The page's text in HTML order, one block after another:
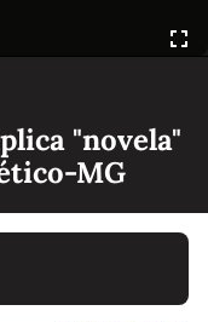
"novela"
MG